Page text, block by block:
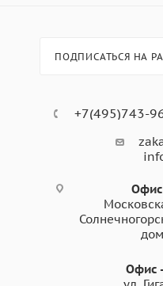
ПОДПИСАТЬСЯ НА
+7(495)743-
Офис
Офис